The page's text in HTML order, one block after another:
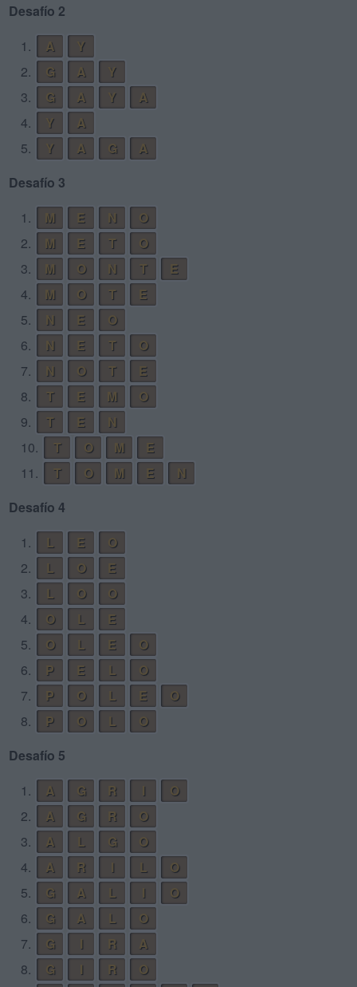
Desafío 2
1.
A
Y
2.
G A
Y
3.
G A Y
A
4.
Y
A
5.
Y A G
A
Desafío 3
1.
M E N
O
2.
M E T
O
3.
M O N T
E
4.
M O T
E
5.
N E
O
6.
N E T
O
7.
N O T
E
8.
T E M
O
9.
T E
N
10.
T O M
E
11.
T O M E
N
Desafío 4
1.
L E
O
2.
L O
E
3.
L O
O
4.
O L
E
5.
O L E
O
6.
P E L
O
7.
P O L E
O
8.
P O L
O
Desafío 5
1.
A G R
O
2.
A G R
O
3.
A L G
O
4.
A R L
O
5.
G A L
O
6.
G A L
O
7.
G R
A
8.
G R
O